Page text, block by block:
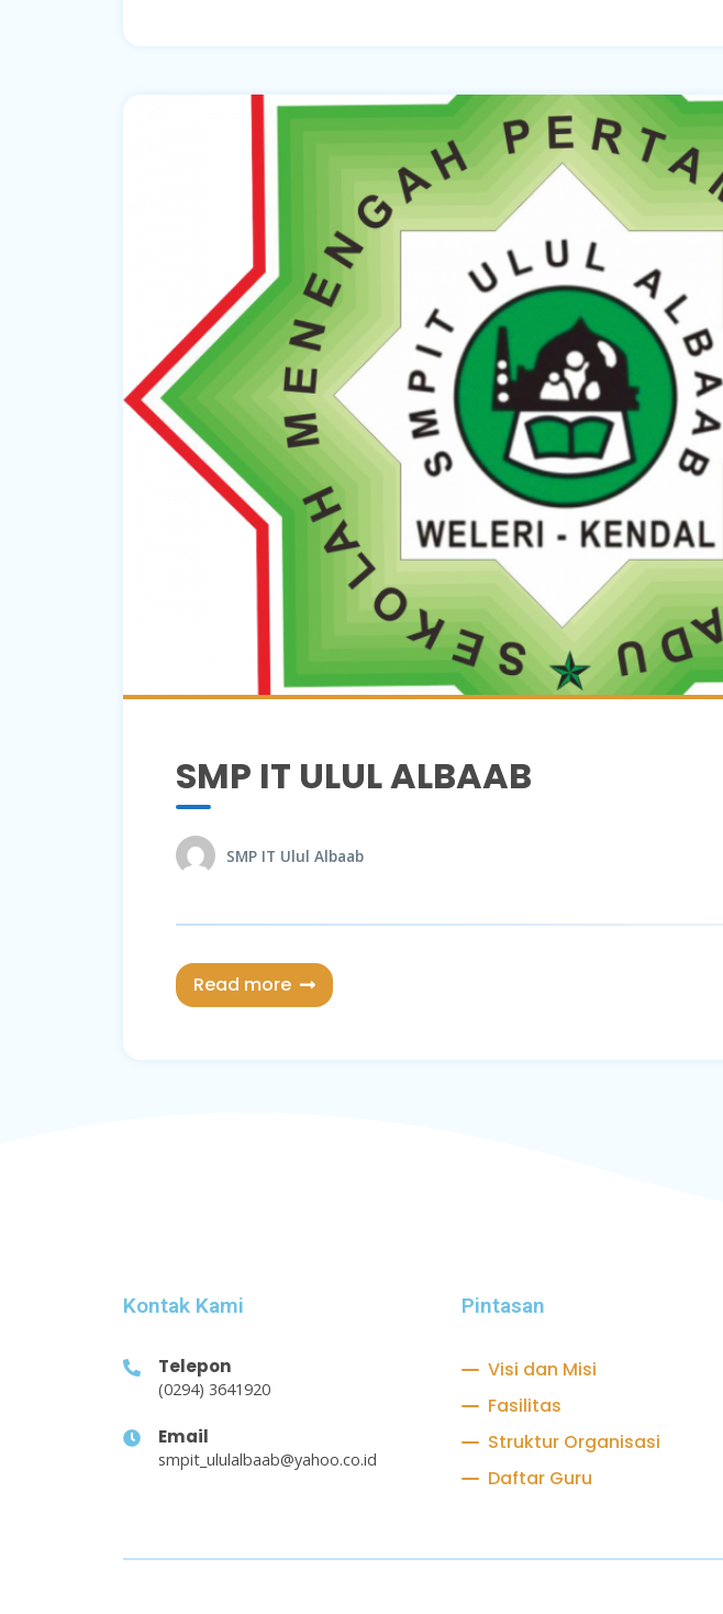
SMP IT ULUL ALBAAB
SMP IT Ulul Albaab
Read more
Kontak Kami
Telepon
(0294) 3641920
Email
smpit_ululalbaab@yahoo.co.id
Pintasan
Visi dan Misi
Fasilitas
Struktur Organisasi
Daftar Guru